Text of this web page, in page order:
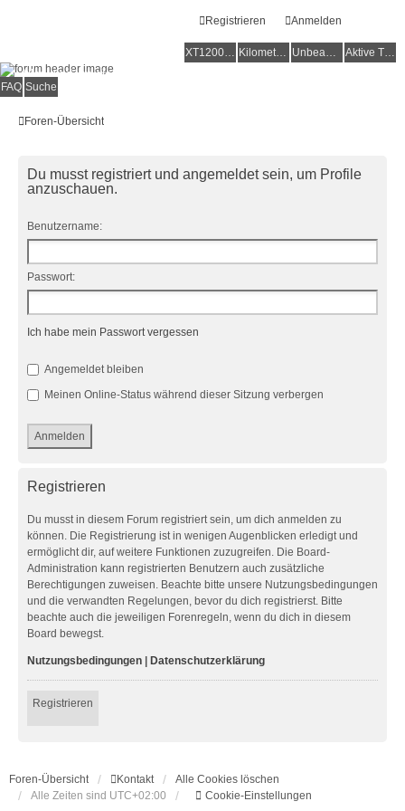
Anmelden
Registrieren
XT1200Z-Wiki Kilometerstatistik Unbeantwortete Themen Aktive Themen
Alles rund um die Yamaha XT1200Z Super Ténéré
FAQ Suche
Foren-Übersicht
Du musst registriert und angemeldet sein, um Profile
anzuschauen.
Benutzername:
Passwort:
Ich habe mein Passwort vergessen
Angemeldet bleiben
Meinen Online-Status während dieser Sitzung verbergen
Registrieren
Du musst in diesem Forum registriert sein, um dich anmelden zu
können. Die Registrierung ist in wenigen Augenblicken erledigt und
ermöglicht dir, auf weitere Funktionen zuzugreifen. Die Board-
Administration kann registrierten Benutzern auch zusätzliche
Berechtigungen zuweisen. Beachte bitte unsere Nutzungsbedingungen
und die verwandten Regelungen, bevor du dich registrierst. Bitte
beachte auch die jeweiligen Forenregeln, wenn du dich in diesem
Board bewegst.
Nutzungsbedingungen Datenschutzerklärung
Registrieren
Foren-Übersicht Kontakt
Alle Cookies löschen
Alle Zeiten sind UTC+02:00 Cookie-Einstellungen